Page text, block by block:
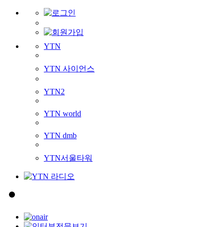
YTN
YTN 사이언스
YTN2
YTN world
YTN dmb
YTN서울타워